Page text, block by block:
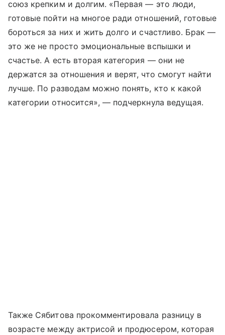
союз крепким и долгим. «Первая — это люди,
готовые пойти на многое ради отношений, готовые
бороться за них и жить долго и счастливо. Брак —
это же не просто эмоциональные вспышки и
счастье. А есть вторая категория — они не
держатся за отношения и верят, что смогут найти
лучше. По разводам можно понять, кто к какой
категории относится», — подчеркнула ведущая.
Также Сябитова прокомментировала разницу в
возрасте между актрисой и продюсером, которая